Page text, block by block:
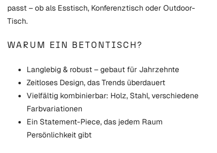
passt – ob als Esstisch, Konferenztisch oder Outdoor-
Tisch.
WARUM EIN BETONTISCH?
Langlebig & robust – gebaut für Jahrzehnte
Zeitloses Design, das Trends überdauert
Vielfältig kombinierbar: Holz, Stahl, verschiedene
Farbvariationen
Ein Statement-Piece, das jedem Raum
Persönlichkeit gibt